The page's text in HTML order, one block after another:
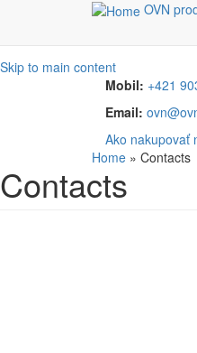
Skip to main content
Mobil: +421
Email:
Ako nakupovať
OVN
Home » Contacts
Contacts